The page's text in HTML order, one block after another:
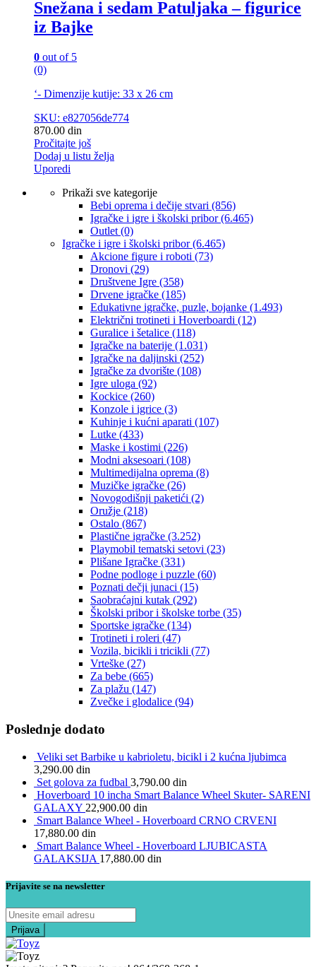
Snežana i sedam Patuljaka – figurice
iz Bajke
0 out of 5
(0)
‘- Dimenzije kutije: 33 x 26 cm
SKU: e827056de774
870.00 din
Pročitajte još
Dodaj u listu želja
Uporedi
Prikaži sve kategorije
Bebi oprema i dečije stvari (856)
Igračke i igre i školski pribor(6.465)
Outlet (0)
Igračke i igre i školski pribor(6.465)
Akcione figure i roboti (73)
Dronovi (29)
Društvene Igre (358)
Drvene igračke (185)
Edukativne igračke, puzle, bojanke (1.493)
Električni trotineti i Hoverboardi (12)
Guralice i šetalice (118)
Igračke na baterije (1.031)
Igračke na daljinski (252)
‎Igračke za dvorište (108)
Igre uloga (92)
Kockice (260)
Konzole i igrice (3)
Kuhinje i kućni aparati (107)
Lutke (433)
Maske i kostimi (226)
Modni aksesoari (108)
Multimedijalna oprema (8)
Muzičke igračke (26)
Novogodišnji paketići (2)
Oružje (218)
Ostalo (867)
Plastične igračke (3.252)
Playmobil tematski setovi (23)
Plišane Igračke (331)
Podne podloge i puzzle (60)
Poznati dečji junaci (15)
Saobraćajni kutak (292)
Školski pribor i školske torbe (35)
Sportske igračke (134)
Trotineti i roleri (47)
Vozila, bicikli i tricikli (77)
Vrteške (27)
Za bebe (665)
Za plažu (147)
Zvečke i glodalice (94)
Poslednje dodato
Veliki set Barbike u kabrioletu, bicikl i 2 kućna ljubimca
3,290.00 din
Set golova za fudbal 3,790.00 din
Hoverboard 10 incha Smart Balance Wheel Skuter- SARENI
GALAXY 22,900.00 din
Smart Balance Wheel - Hoverboard CRNO CRVENI
17,880.00 din
Smart Balance Wheel - Hoverboard LJUBICASTA
GALAKSIJA 17,880.00 din
Prijavite se na newsletter